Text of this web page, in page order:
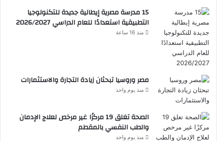
15 مدرسة مصرية إيطالية جديدة للتكنولوجيا
التطبيقية استعدادًا للعام الدراسي 2026/2027
منذ 16 ساعة
مصر وروسيا تبحثان زيادة التجارة والاستثمارات
منذ يوم واحد
الصحة تغلق 19 مركزًا غير مرخص لعلاج الإدمان
والطب النفسي بالمقطم
منذ يوم واحد